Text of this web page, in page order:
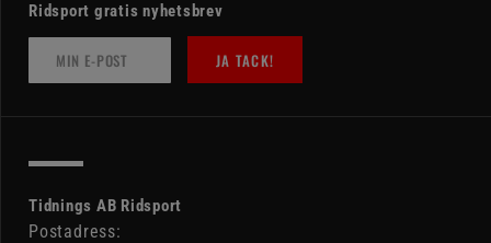
Ridsport gratis nyhetsbrev
JA TACK!
Tidnings AB Ridsport
Postadress: